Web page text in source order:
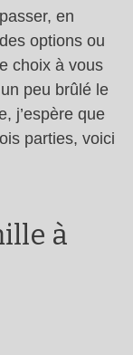
en
options ou
choix à vous
peu brûlé le
j’espère que
parties, voici
à